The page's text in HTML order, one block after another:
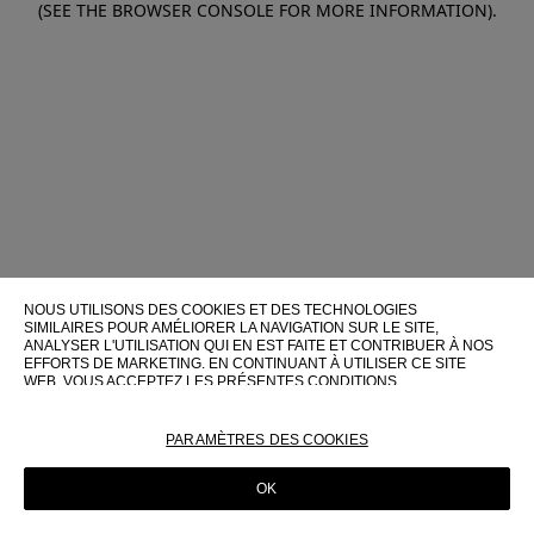
(SEE THE BROWSER CONSOLE FOR MORE INFORMATION).
NOUS UTILISONS DES COOKIES ET DES TECHNOLOGIES
SIMILAIRES POUR AMÉLIORER LA NAVIGATION SUR LE SITE,
ANALYSER L'UTILISATION QUI EN EST FAITE ET CONTRIBUER À NOS
EFFORTS DE MARKETING. EN CONTINUANT À UTILISER CE SITE
WEB, VOUS ACCEPTEZ LES PRÉSENTES CONDITIONS
POUR PLUS D'INFORMATIONS SUR CES TECHNOLOGIES ET LEUR
POLITIQUE EN MATIÈRE DE COOKIES
PARAMÈTRES DES COOKIES
OK